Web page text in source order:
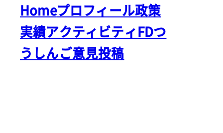
Homeプロフィール政策
実績アクティビティFDつ
うしんご意見投稿